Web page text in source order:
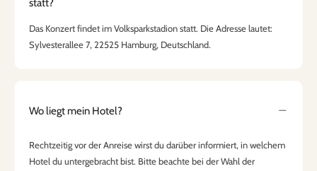
Das Konzert findet im Volksparkstadion statt. Die Adresse lautet:
Sylvesterallee 7, 22525 Hamburg, Deutschland.
Wo liegt mein Hotel?
Rechtzeitig vor der Anreise wirst du darüber informiert, in welchem
Hotel du untergebracht bist. Bitte beachte bei der Wahl der